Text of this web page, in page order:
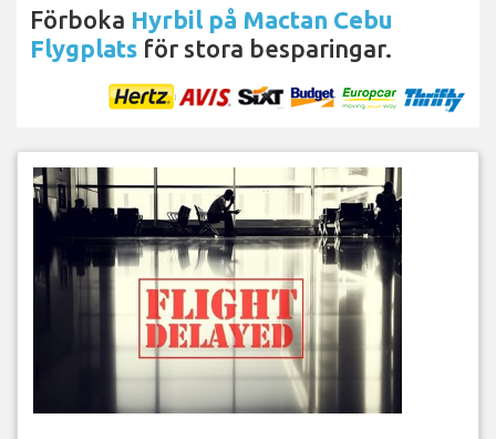
Förboka Hyrbil på Mactan Cebu
Flygplats för stora besparingar.